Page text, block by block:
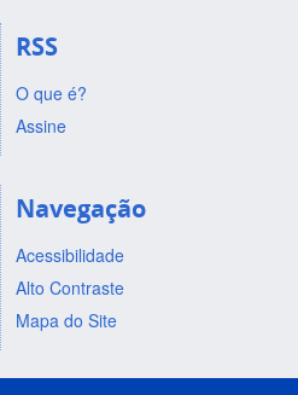
RSS
O que é?
Assine
Navegação
Acessibilidade
Alto Contraste
Mapa do Site